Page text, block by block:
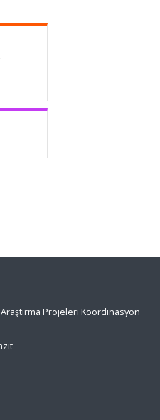
Projeleri Koordinasyon